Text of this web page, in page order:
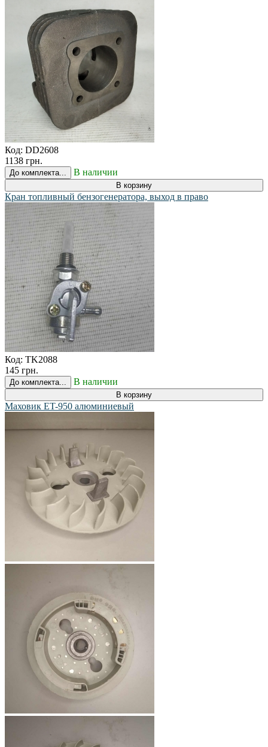
Код: DD2608
1138 грн.
До комплекта... В наличии
В корзину
Кран топливный бензогенератора, выход в право
Код: TK2088
145 грн.
До комплекта... В наличии
В корзину
Маховик ET-950 алюминиевый